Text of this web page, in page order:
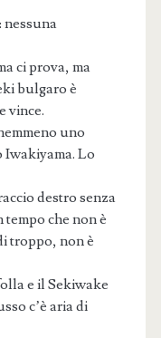
nessuna
ci prova, ma
bulgaro è
vince.
uno
Lo
destro senza
che non è
troppo, non è
e il Sekiwake
c’è aria di